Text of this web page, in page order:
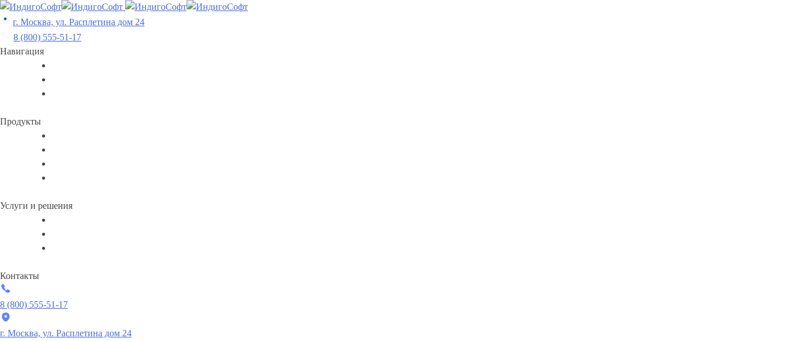
Skip
to
content
г. Москва, ул. Расплетина дом 24
8 (800) 555-51-17
Навигация
Продукты
Услуги и решения
Контакты
8 (800) 555-51-17
г. Москва, ул. Расплетина дом 24